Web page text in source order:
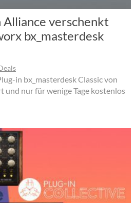
Alliance verschenkt
bx_masterdesk
in bx_masterdesk Classic von
und nur für wenige Tage kostenlos